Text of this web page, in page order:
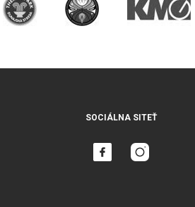
SOCIÁLNA SITEŤ